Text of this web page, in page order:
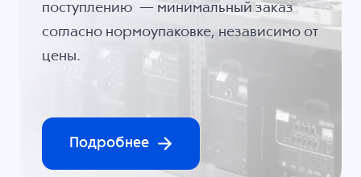
поступлению — минимальный заказ
согласно нормоупаковке, независимо от
цены.
Подробнее